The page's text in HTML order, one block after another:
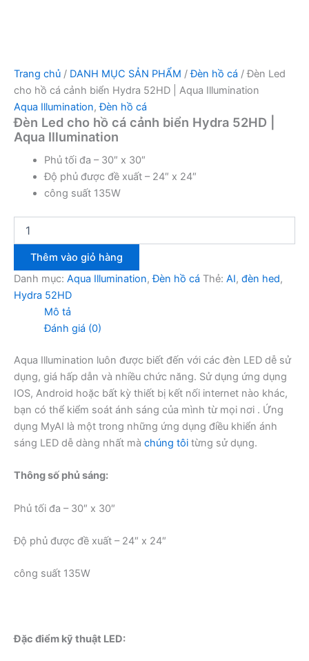
Trang chủ / DANH MỤC SẢN PHẨM /Đèn hồ cá / Đèn Led
cho hồ cá cảnh biển Hydra 52HD | Aqua Illumination
Aqua Illumination,Đèn hồ cá
Đèn Led cho hồ cá cảnh biển Hydra 52HD |
Aqua Illumination
Phủ tối đa – 30″ x 30″
Độ phủ được đề xuất – 24″ x 24″
công suất 135W
Thêm vào giỏ hàng
Danh mục: Aqua Illumination,Đèn hồ cá Thẻ: AI, đèn hed,
Hydra 52HD
Mô tả
Đánh giá (0)
Aqua Illumination luôn được biết đến với các đèn LED dễ sử
dụng, giá hấp dẫn và nhiều chức năng. Sử dụng ứng dụng
IOS, Android hoặc bất kỳ thiết bị kết nối internet nào khác,
bạn có thể kiểm soát ánh sáng của mình từ mọi nơi . Ứng
dụng MyAI là một trong những ứng dụng điều khiển ánh
sáng LED dễ dàng nhất mà chúng tôi từng sử dụng.
Thông số phủ sáng:
Phủ tối đa – 30″ x 30″
Độ phủ được đề xuất – 24″ x 24″
công suất 135W
Đặc điểm kỹ thuật LED: